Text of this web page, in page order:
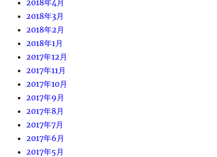
2018年4月
2018年3月
2018年2月
2018年1月
2017年12月
2017年11月
2017年10月
2017年9月
2017年8月
2017年7月
2017年6月
2017年5月